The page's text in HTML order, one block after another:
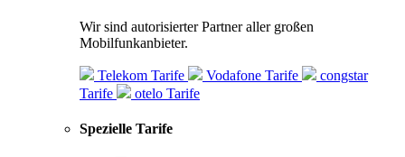
Wir sind autorisierter Partner aller großen
Mobilfunkanbieter.
Telekom Tarife Vodafone Tarife
congstar
Tarife
otelo Tarife
Spezielle Tarife